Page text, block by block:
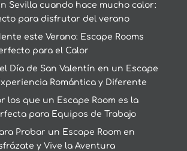
Sevilla cuando hace mucho calor:
para disfrutar del verano
este Verano: Escape Rooms
para el Calor
Día de San Valentín en un Escape
Romántica y Diferente
los que un Escape Room es la
para Equipos de Trabajo
Probar un Escape Room en
y Vive la Aventura